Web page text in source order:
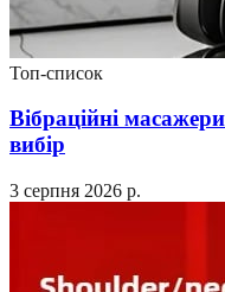
Топ-список
Вібраційні
вибір
3 серпня 2026 р.